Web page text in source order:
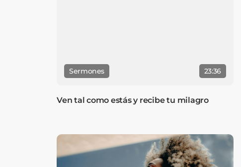
Sermones 23:36
Ven tal como estás y recibe tu milagro